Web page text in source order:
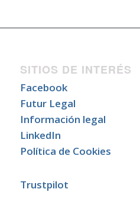
SITIOS DE INTERÉS
Facebook
Futur Legal
Información legal
LinkedIn
Política de Cookies
Trustpilot